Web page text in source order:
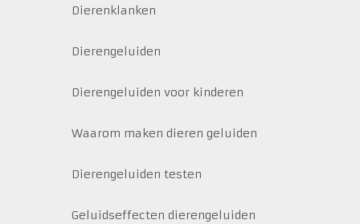
Dierenklanken
Dierengeluiden
Dierengeluiden voor kinderen
Waarom maken dieren geluiden
Dierengeluiden testen
Geluidseffecten dierengeluiden